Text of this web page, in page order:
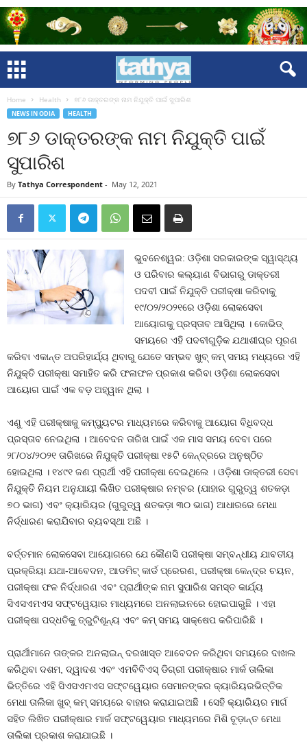
Home Health ୭୮୬ ଡାକ୍ତରଙ୍କ ନାମ ନିଯୁକ୍ତି ପାଇଁ ସୁପାରିଶ
NEWS IN ODIA HEALTH
୭୮୬ ଡାକ୍ତରଙ୍କ ନାମ ନିଯୁକ୍ତି ପାଇଁ
ସୁପାରିଶ
By Tathya Correspondent - May 12, 2021
ଭୁବନେଶ୍ୱର: ଓଡ଼ିଶା ସରକାରଙ୍କ ସ୍ୱାସ୍ଥ୍ୟ
ଓ ପରିବାର କଲ୍ୟାଣ ବିଭାଗରୁ ଡାକ୍ତରୀ
ପଦବୀ ପାଇଁ ନିଯୁକ୍ତି ପରୀକ୍ଷା କରିବାକୁ
୧୯/୦୨/୨୦୨୧ରେ ଓଡ଼ିଶା ଲୋକସେବା
ଆୟୋଗକୁ ପ୍ରସ୍ତାବ ଆସିଥିଲା । କୋଭିଡ୍
ସମୟରେ ଏହି ପଦବୀଗୁଡ଼ିକ ଯଥାଶୀଘ୍ର ପୂରଣ
କରିବା ଏକାନ୍ତ ଅପରିହାର୍ଯ୍ୟ ଥିବାରୁ ଯେତେ ସମ୍ଭବ ଖୁବ୍ କମ୍ ସମୟ ମଧ୍ୟରେ ଏହି
ନିଯୁକ୍ତି ପରୀକ୍ଷା ସମାହିତ କରି ଫଳାଫଳ ପ୍ରକାଶ କରିବା ଓଡ଼ିଶା ଲୋକସେବା
ଆୟୋଗ ପାଇଁ ଏକ ବଡ଼ ଅହ୍ୱାନ ଥିଲା ।
ଏଣୁ ଏହି ପରୀକ୍ଷାକୁ କମ୍ପ୍ୟୁଟର ମାଧ୍ୟମରେ କରିବାକୁ ଆୟୋଗ ବିଧିବଦ୍ଧ
ପ୍ରସ୍ତାବ ନେଇଥିଲା । ଆବେଦନ ତାରିଖ ପାଇଁ ଏକ ମାସ ସମୟ ଦେବା ପରେ
୨୮/୦୪/୨୦୨୧ ତାରିଖରେ ନିଯୁକ୍ତି ପରୀକ୍ଷା ୧୫ଟି କେନ୍ଦ୍ରରେ ଅନୁଷ୍ଠିତ
ହୋଇଥିଲା । ୧୪୯୧ ଜଣ ପ୍ରାର୍ଥୀ ଏହି ପରୀକ୍ଷା ଦେଇଥିଲେ । ଓଡ଼ିଶା ଡାକ୍ତରୀ ସେବା
ନିଯୁକ୍ତି ନିୟମ ଅନୁଯାୟୀ ଲିଖିତ ପରୀକ୍ଷାର ନମ୍ବର (ଯାହାର ଗୁରୁତ୍ୱ ଶତକଡ଼ା
୭୦ ଭାଗ) ଏବଂ କ୍ୟାରିୟର (ଗୁରୁତ୍ୱ ଶତକଡ଼ା ୩୦ ଭାଗ) ଆଧାରରେ ମେଧା
ନିର୍ଦ୍ଧାରଣ କରାଯିବାର ବ୍ୟବସ୍ଥା ଅଛି ।
ବର୍ତ୍ତମାନ ଲୋକସେବା ଆୟୋଗରେ ଯେ କୌଣସି ପରୀକ୍ଷା ସମ୍ବନ୍ଧୀୟ ଯାବତୀୟ
ପ୍ରକ୍ରିୟା ଯଥା-ଆବେଦନ, ଆଡମିଟ୍‍ କାର୍ଡ ପ୍ରେରଣ, ପରୀକ୍ଷା କେନ୍ଦ୍ର ଚୟନ,
ପରୀକ୍ଷା ଫଳ ନିର୍ଦ୍ଧାରଣ ଏବଂ ପ୍ରାର୍ଥୀଙ୍କ ନାମ ସୁପାରିଶ ସମସ୍ତ କାର୍ଯ୍ୟ
ସିଏସଏମଏସ ସଫ୍ଟୱେୟାର ମାଧ୍ୟମରେ ଅନଲାଇନରେ ହୋଇପାରୁଛି । ଏହା
ପରୀକ୍ଷା ପଦ୍ଧତିକୁ ତ୍ରୁଟିଶୂନ୍ୟ ଏବଂ କମ୍‍ ସମୟ ସାକ୍ଷେପ କରିପାରିଛି ।
ପ୍ରାର୍ଥୀମାନେ ତାଙ୍କର ଅନଲାଇନ୍ ଦରଖାସ୍ତ ଆବେଦନ କରିଥିବା ସମୟରେ ଦାଖଲ
କରିଥିବା ଦଶମ, ଦ୍ୱାଦଶ ଏବଂ ଏମବିବିଏସ୍ ଡିଗ୍ରୀ ପରୀକ୍ଷାର ମାର୍କ ତାଲିକା
ଭିତ୍ତିରେ ଏହି ସିଏସଏମଏସ ସଫ୍ଟୱେୟାର ସେମାନଙ୍କର କ୍ୟାରିୟରଭିତ୍ତିକ
ମେଧା ତାଲିକା ଖୁବ୍ କମ୍ ସମୟରେ ବାହାର କରାଯାଇଅଛି । ସେହି କ୍ୟାରିୟର ମାର୍ଗ
ସହିତ ଲିଖିତ ପରୀକ୍ଷାର ମାର୍କ ସଫ୍ଟୱେୟାର ମାଧ୍ୟମରେ ମିଶି ଚୂଡ଼ାନ୍ତ ମେଧା
ତାଲିକା ପ୍ରକାଶ କରାଯାଇଛି ।